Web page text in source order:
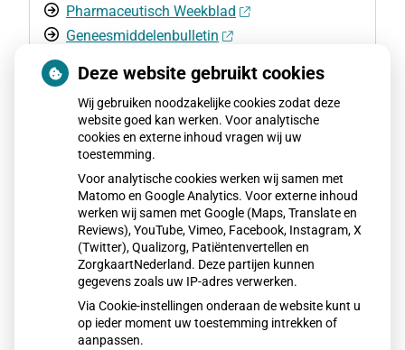
Pharmaceutisch Weekblad
Geneesmiddelenbulletin
Voeding
Voedingscentrum Nederland
Vitamine Informatie Bureau
Zorgverzekeraar
Zorgverzekeraarinformatie
Deze website gebruikt cookies
Wij gebruiken noodzakelijke cookies zodat deze
website goed kan werken. Voor analytische
cookies en externe inhoud vragen wij uw
toestemming.
Voor analytische cookies werken wij samen met
Matomo en Google Analytics. Voor externe inhoud
werken wij samen met Google (Maps, Translate en
Reviews), YouTube, Vimeo, Facebook, Instagram, X
(Twitter), Qualizorg, Patiëntenvertellen en
ZorgkaartNederland. Deze partijen kunnen
gegevens zoals uw IP-adres verwerken.
Via Cookie-instellingen onderaan de website kunt u
op ieder moment uw toestemming intrekken of
aanpassen.